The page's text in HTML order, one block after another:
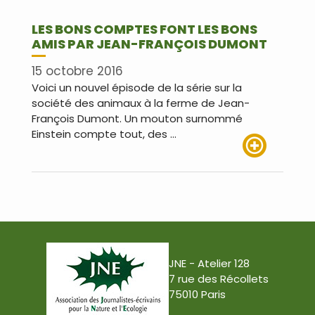
LES BONS COMPTES FONT LES BONS
AMIS PAR JEAN-FRANÇOIS DUMONT
15 octobre 2016
Voici un nouvel épisode de la série sur la
société des animaux à la ferme de Jean-
François Dumont. Un mouton surnommé
Einstein compte tout, des …
JNE - Atelier 128
7 rue des Récollets
75010 Paris